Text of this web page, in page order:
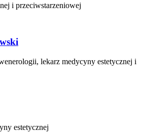
i przeciwstarzeniowej
lekarz medycyny estetycznej i
estetycznej